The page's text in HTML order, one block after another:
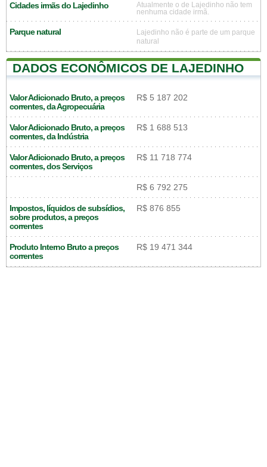
Cidades irmãs do Lajedinho
Atualmente o de Lajedinho não tem
nenhuma cidade irmã.
Parque natural
Lajedinho não é parte de um parque
natural
DADOS ECONÔMICOS DE LAJEDINHO
Valor Adicionado Bruto, a preços
correntes, da Agropecuária
R$ 5 187 202
Valor Adicionado Bruto, a preços
correntes, da Indústria
R$ 1 688 513
Valor Adicionado Bruto, a preços
correntes, dos Serviços
R$ 11 718 774
R$ 6 792 275
Impostos, líquidos de subsídios,
sobre produtos, a preços
correntes
R$ 876 855
Produto Interno Bruto a preços
correntes
R$ 19 471 344